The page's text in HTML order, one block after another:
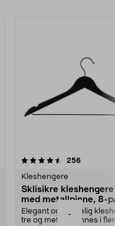
-
256
Kleshengere
Sklisikre
med metallpinne, 8-
Elegant og skikkelig
tre og metall – finnes i
4.5av 5 stjerner